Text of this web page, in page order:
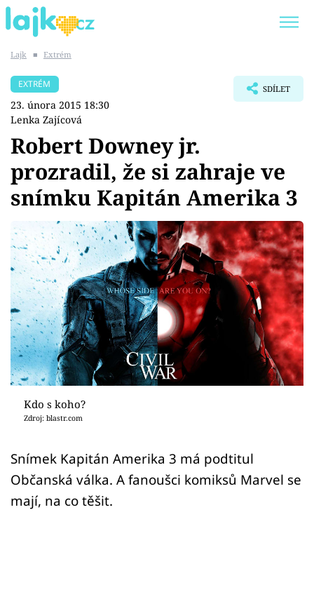
SHOPAHOLICADEL
Témata
Showbyznys
Youtubeři
Virály
Sex a vztahy
Videa
Sledujte prima+
Přihlášení
Sledujte nás
Lajk ■ Extrém
EXTRÉM
23. února 2015 18:30
Lenka Zajícová
SDÍLET
Robert Downey jr.
prozradil, že si zahraje ve
snímku Kapitán Amerika 3
Kdo s koho?
Zdroj: blastr.com
Snímek Kapitán Amerika 3 má podtitul
Občanská válka. A fanoušci komiksů Marvel se
mají, na co těšit.